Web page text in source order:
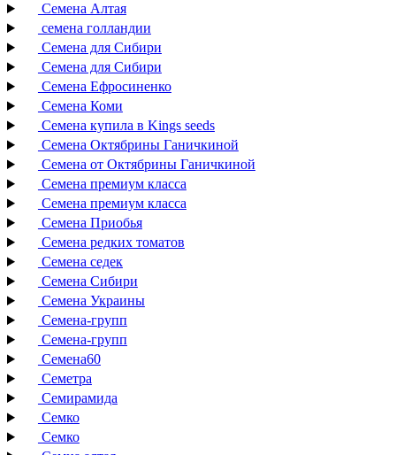
Семена Алтая
семена голландии
Семена для Сибири
Семена для Сибири
Семена Ефросиненко
Семена Коми
Семена купила в Kings seeds
Семена Октябрины Ганичкиной
Семена от Октябрины Ганичкиной
Семена премиум класса
Семена премиум класса
Семена Приобья
Семена редких томатов
Семена седек
Семена Сибири
Семена Украины
Семена-групп
Семена-групп
Семена60
Семетра
Семирамида
Семко
Семко